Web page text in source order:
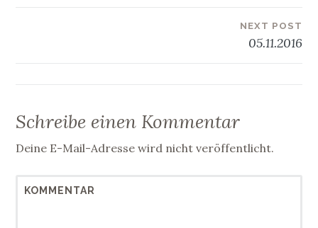
NEXT POST
05.11.2016
Schreibe einen Kommentar
Deine E-Mail-Adresse wird nicht veröffentlicht.
KOMMENTAR